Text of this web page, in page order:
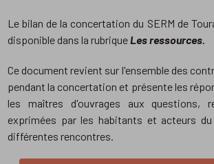
Le bilan de la concertation du SERM de
disponible dans la rubrique Les ressources.
Ce document revient sur l'ensemble des
pendant la concertation et présente les
les maîtres d'ouvrages aux questions,
exprimées par les habitants et acteurs
différentes rencontres.